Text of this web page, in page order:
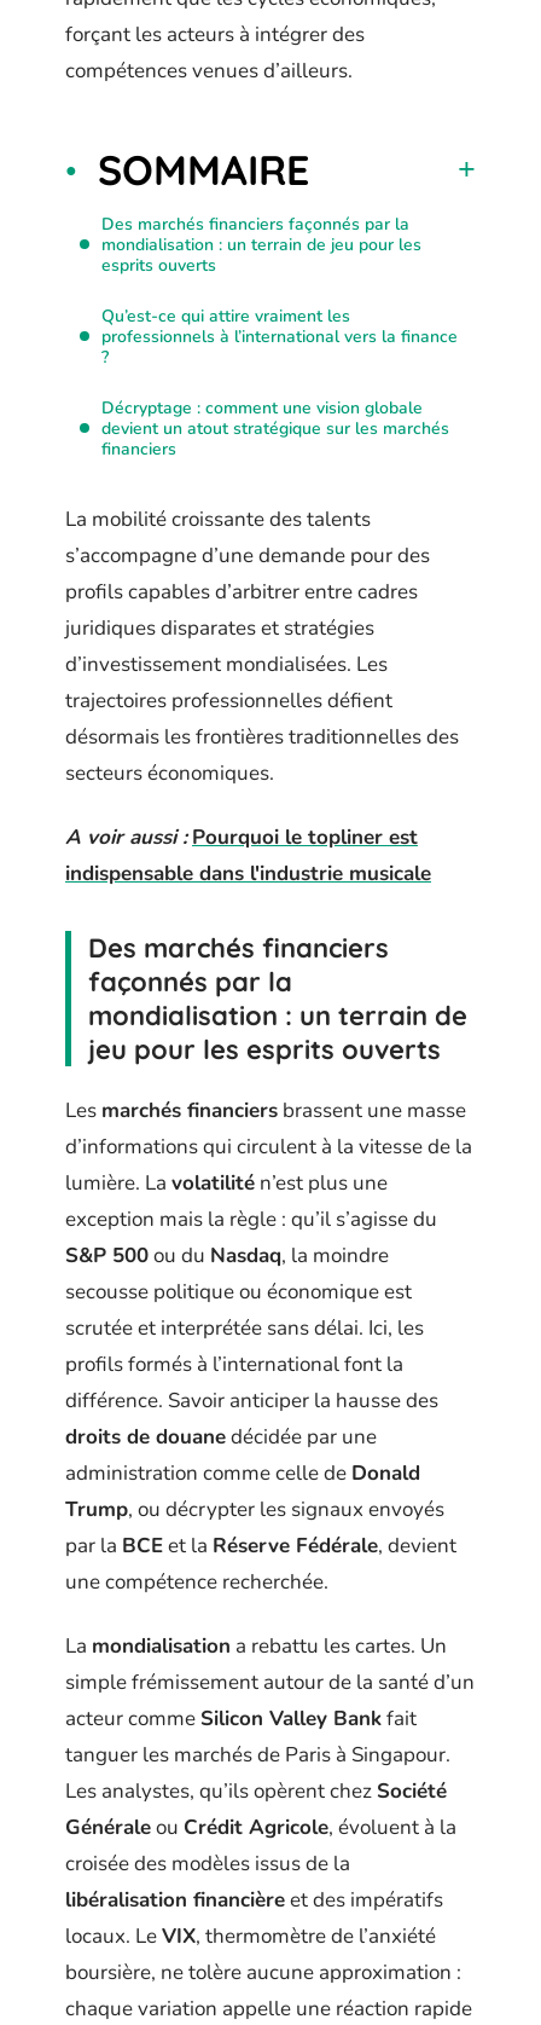
forçant les acteurs à intégrer des
compétences venues d’ailleurs.
SOMMAIRE
Des marchés financiers façonnés par la
mondialisation : un terrain de jeu pour les
esprits ouverts
Qu’est-ce qui attire vraiment les
professionnels à l’international vers la finance
?
Décryptage : comment une vision globale
devient un atout stratégique sur les marchés
financiers
La mobilité croissante des talents
s’accompagne d’une demande pour des
profils capables d’arbitrer entre cadres
juridiques disparates et stratégies
d’investissement mondialisées. Les
trajectoires professionnelles défient
désormais les frontières traditionnelles des
secteurs économiques.
A voir aussi : Pourquoi le topliner est
indispensable dans l'industrie musicale
Des marchés financiers
façonnés par la
mondialisation : un terrain de
jeu pour les esprits ouverts
Les marchés financiers brassent une masse
d’informations qui circulent à la vitesse de la
lumière. La volatilité n’est plus une
exception mais la règle : qu’il s’agisse du
S&P 500ou du Nasdaq, la moindre
secousse politique ou économique est
scrutée et interprétée sans délai. Ici, les
profils formés à l’international font la
différence. Savoir anticiper la hausse des
droits de douanedécidée par une
administration comme celle de Donald
Trump, ou décrypter les signaux envoyés
par la BCEet la Réserve Fédérale, devient
une compétence recherchée.
La mondialisation a rebattu les cartes. Un
simple frémissement autour de la santé d’un
acteur comme Silicon Valley Bankfait
tanguer les marchés de Paris à Singapour.
Les analystes, qu’ils opèrent chez Société
Généraleou Crédit Agricole, évoluent à la
croisée des modèles issus de la
libéralisation financièreet des impératifs
locaux. LeVIX, thermomètre de l’anxiété
boursière, ne tolère aucune approximation :
chaque variation appelle une réaction rapide